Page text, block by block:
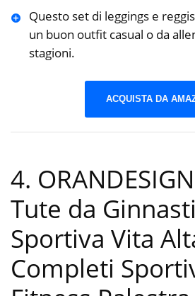
Questo set di leggings e
un buon outfit casual o da
stagioni.
ACQUISTA DA
4.
Tute da
Sportiva Vita
Completi